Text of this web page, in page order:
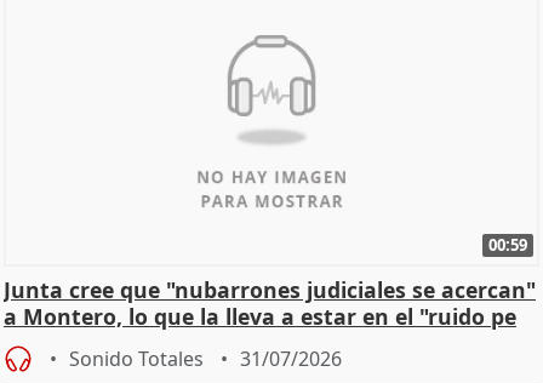
00:59
Junta cree que "nubarrones judiciales se acercan"
a Montero, lo que la lleva a estar en el "ruido pe
Sonido Totales 31/07/2026